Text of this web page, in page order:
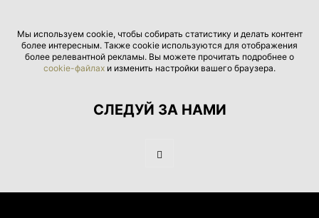
Мы используем cookie, чтобы собирать статистику и делать контент
более интересным. Также cookie используются для отображения
более релевантной рекламы. Вы можете прочитать подробнее о
cookie-файлах и изменить настройки вашего браузера.
СЛЕДУЙ ЗА НАМИ